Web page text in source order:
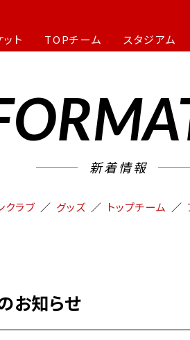
ト TOPチーム スタジアム
新着情報
クラブ グッズ トップチーム
お知らせ